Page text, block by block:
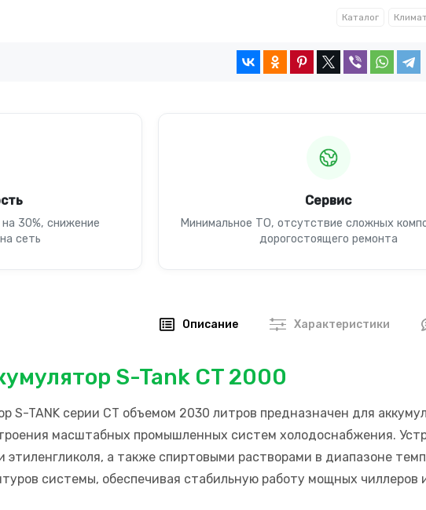
Каталог
30%, снижение
сеть
Сервис
Минимальное ТО, отсутствие сложных
дорогостоящего ремонта
Описание Характеристики
S-Tank CT 2000
S-TANK серии CT объемом 2030 литров предназначен для
масштабных промышленных систем холодоснабжения.
этиленгликоля, а также спиртовыми растворами в диапазоне
системы, обеспечивая стабильную работу мощных чиллеров